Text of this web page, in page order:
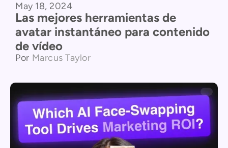
May 18, 2024
Las mejores herramientas de
avatar instantáneo para contenido
de vídeo
Por Marcus Taylor